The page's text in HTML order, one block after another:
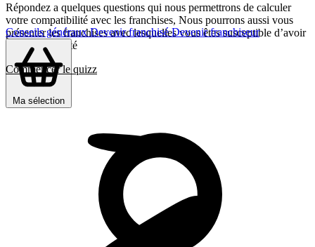
Conseils générauxDevenir franchiséDevenir franchiseur
Ma sélection
Répondez a quelques questions qui nous permettrons de calculer
votre compatibilité avec les franchises, Nous pourrons aussi vous
présenter les franchises avec lesquelles vous êtes susceptible d’avoir
le plus d’affinité
Commencer le quizz